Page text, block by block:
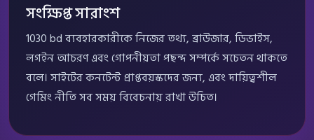
সংক্ষিপ্ত সারাংশ
1030 bd ব্যবহারকারীকে নিজের তথ্য, ব্রাউজার, ডিভাইস,
লগইন আচরণ এবং গোপনীয়তা পছন্দ সম্পর্কে সচেতন থাকতে
বলে। সাইটের কনটেন্ট প্রাপ্তবয়স্কদের জন্য, এবং দায়িত্বশীল
গেমিং নীতি সব সময় বিবেচনায় রাখা উচিত।